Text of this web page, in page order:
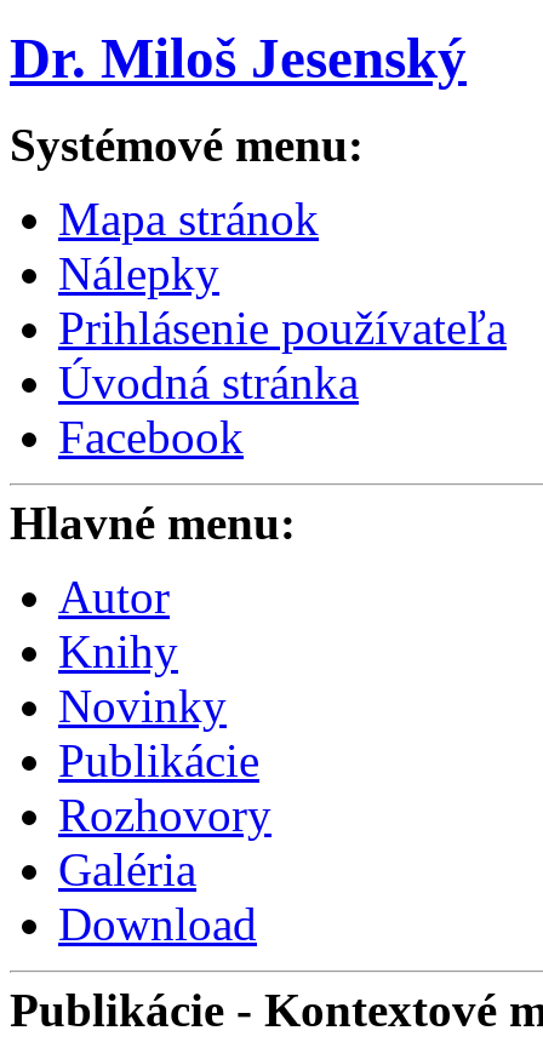
Dr. Miloš Jesenský
Systémové menu:
Mapa stránok
Nálepky
Prihlásenie používateľa
Úvodná stránka
Facebook
Hlavné menu:
Autor
Knihy
Novinky
Publikácie
Rozhovory
Galéria
Download
Publikácie - Kontextové